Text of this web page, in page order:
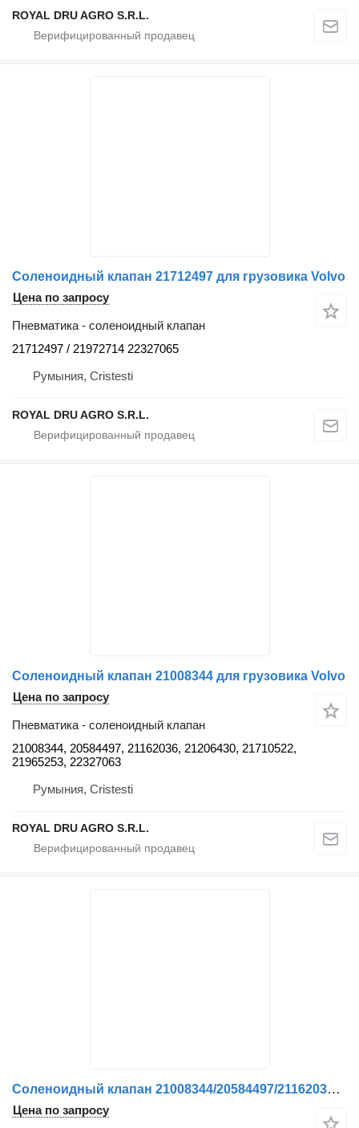
ROYAL DRU AGRO S.R.L.
Соленоидный клапан 21712497 для грузовика Volvo
Цена по запросу
Пневматика - соленоидный клапан
21712497 / 21972714 22327065
Румыния, Cristesti
ROYAL DRU AGRO S.R.L.
Соленоидный клапан 21008344 для грузовика Volvo
Цена по запросу
Пневматика - соленоидный клапан
21008344, 20584497, 21162036, 21206430, 21710522,
21965253, 22327063
Румыния, Cristesti
ROYAL DRU AGRO S.R.L.
Соленоидный клапан 21008344/20584497/21162036/21206430/21710522/21965253/22327063 для грузовика Volvo
Цена по запросу